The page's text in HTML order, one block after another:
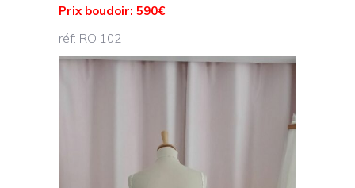
Prix boudoir: 590€
réf: RO 102